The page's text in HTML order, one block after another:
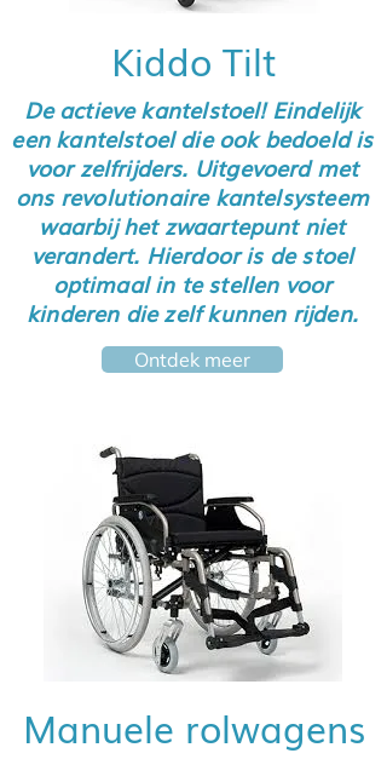
Kiddo Tilt
De actieve kantelstoel! Eindelijk
een kantelstoel die ook bedoeld is
voor zelfrijders. Uitgevoerd met
ons revolutionaire kantelsysteem
waarbij het zwaartepunt niet
verandert. Hierdoor is de stoel
optimaal in te stellen voor
kinderen die zelf kunnen rijden.
Ontdek meer
Manuele rolwagens